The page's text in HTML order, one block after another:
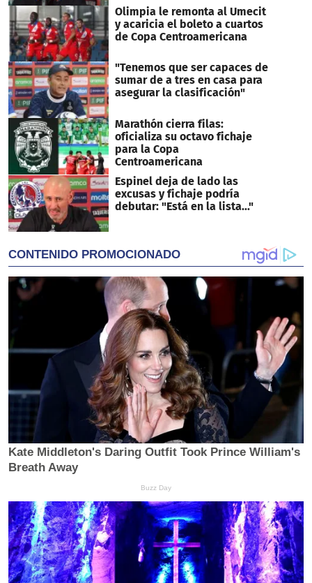
Olimpia le remonta al Umecit
y acaricia el boleto a cuartos
de Copa Centroamericana
"Tenemos que ser capaces de
sumar de a tres en casa para
asegurar la clasificación"
Marathón cierra filas:
oficializa su octavo fichaje
para la Copa
Centroamericana
Espinel deja de lado las
excusas y fichaje podría
debutar: "Está en la lista..."